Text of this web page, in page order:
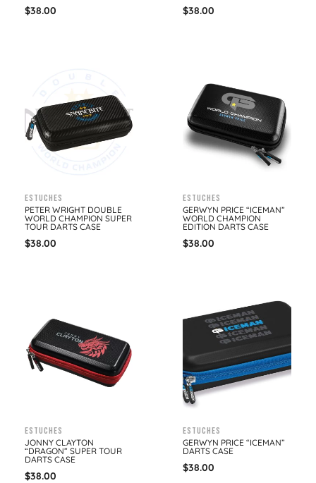
$38.00 $38.00
Estuches
PETER WRIGHT DOUBLE
WORLD CHAMPION SUPER
TOUR DARTS CASE
$38.00
Estuches
GERWYN PRICE “ICEMAN”
WORLD CHAMPION
EDITION DARTS CASE
$38.00
Estuches
JONNY CLAYTON
“DRAGON” SUPER TOUR
DARTS CASE
$38.00
Estuches
GERWYN PRICE “ICEMAN”
DARTS CASE
$38.00